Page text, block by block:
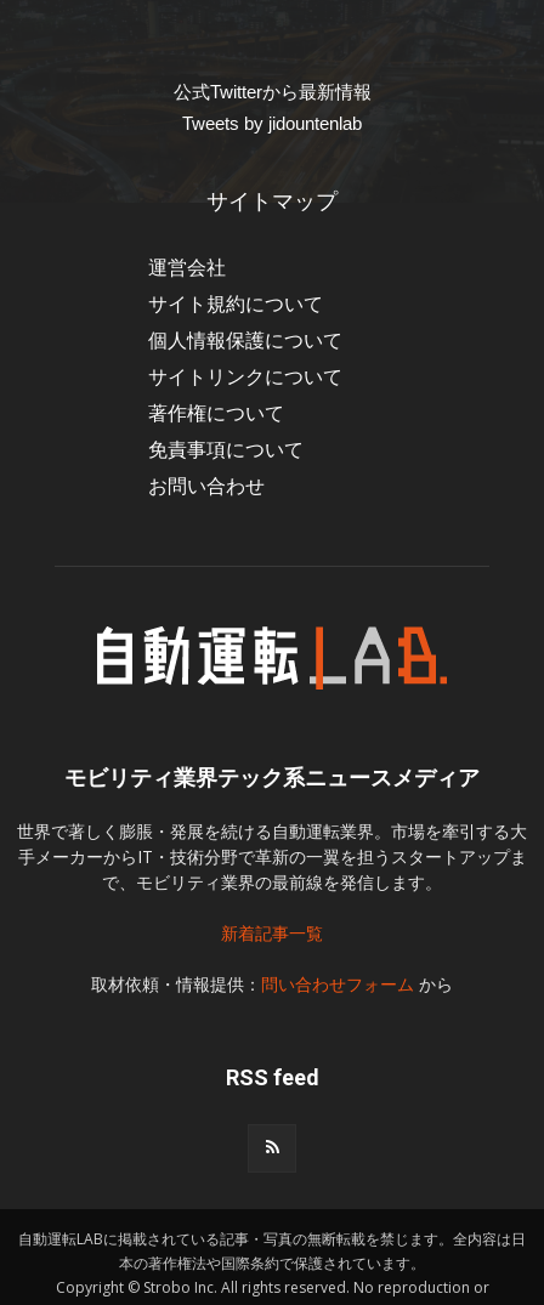
公式Twitterから最新情報
Tweets by jidountenlab
サイトマップ
運営会社
サイト規約について
個人情報保護について
サイトリンクについて
著作権について
免責事項について
お問い合わせ
モビリティ業界テック系ニュースメディア
世界で著しく膨脹・発展を続ける自動運転業界。市場を牽引する大
手メーカーからIT・技術分野で革新の一翼を担うスタートアップま
で、モビリティ業界の最前線を発信します。
新着記事一覧
取材依頼・情報提供： 問い合わせフォーム から
RSS feed
自動運転LABに掲載されている記事・写真の無断転載を禁じます。全内容は日
本の著作権法や国際条約で保護されています。
Copyright © Strobo Inc. All rights reserved. No reproduction or